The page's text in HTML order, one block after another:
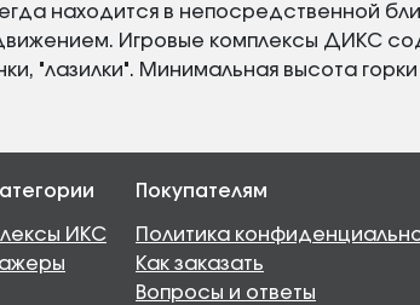
находится в непосредственной
Игровые комплексы ДИКС
"лазилки". Минимальная высота
ИКС
Покупателям
Политика
Как заказать
Вопросы и ответы